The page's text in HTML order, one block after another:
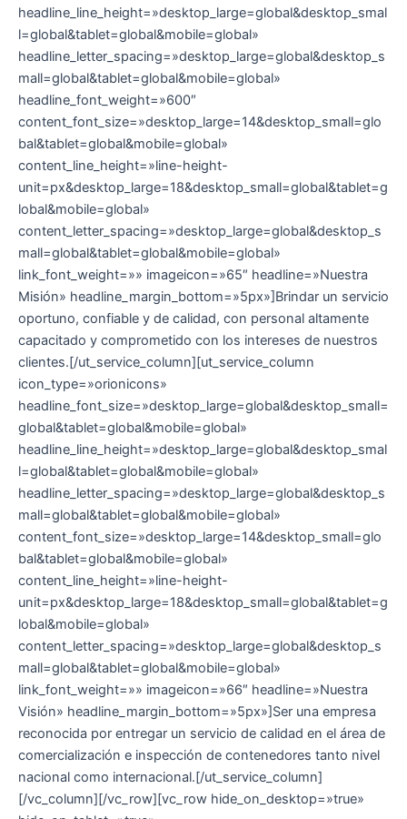
headline_line_height=»desktop_large=global&desktop_smal
l=global&tablet=global&mobile=global»
headline_letter_spacing=»desktop_large=global&desktop_s
mall=global&tablet=global&mobile=global»
headline_font_weight=»600″
content_font_size=»desktop_large=14&desktop_small=glo
bal&tablet=global&mobile=global»
content_line_height=»line-height-
unit=px&desktop_large=18&desktop_small=global&tablet=g
lobal&mobile=global»
content_letter_spacing=»desktop_large=global&desktop_s
mall=global&tablet=global&mobile=global»
link_font_weight=»» imageicon=»65″ headline=»Nuestra
Misión» headline_margin_bottom=»5px»]Brindar un servicio
oportuno, confiable y de calidad, con personal altamente
capacitado y comprometido con los intereses de nuestros
clientes.[/ut_service_column][ut_service_column
icon_type=»orionicons»
headline_font_size=»desktop_large=global&desktop_small=
global&tablet=global&mobile=global»
headline_line_height=»desktop_large=global&desktop_smal
l=global&tablet=global&mobile=global»
headline_letter_spacing=»desktop_large=global&desktop_s
mall=global&tablet=global&mobile=global»
content_font_size=»desktop_large=14&desktop_small=glo
bal&tablet=global&mobile=global»
content_line_height=»line-height-
unit=px&desktop_large=18&desktop_small=global&tablet=g
lobal&mobile=global»
content_letter_spacing=»desktop_large=global&desktop_s
mall=global&tablet=global&mobile=global»
link_font_weight=»» imageicon=»66″ headline=»Nuestra
Visión» headline_margin_bottom=»5px»]Ser una empresa
reconocida por entregar un servicio de calidad en el área de
comercialización e inspección de contenedores tanto nivel
nacional como internacional.[/ut_service_column]
[/vc_column][/vc_row][vc_row hide_on_desktop=»true»